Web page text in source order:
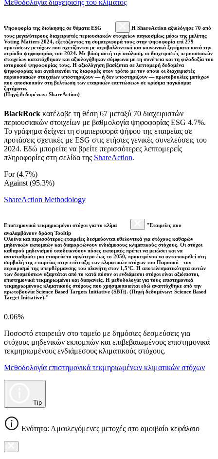
Μεθοδολογία διαχείρισης του κλίματος
Ψηφοφορία της διοίκησης σε θέματα ESG
Η ShareAction αξιολόγησε 70 από
τους μεγαλύτερους διαχειριστές περιουσιακών στοιχείων παγκοσμίως μέσω της μελέτης
Voting Matters 2024, εξετάζοντας τη συμπεριφορά τους στην ψηφοφορία επί 279
προτάσεων μετόχων που σχετίζονται με περιβαλλοντικά και κοινωνικά ζητήματα κατά την
περίοδο ψηφοφορίας του 2024. Με βάση αυτή την ανάλυση, οι διαχειριστές περιουσιακών
στοιχείων κατατάχθηκαν και αξιολογήθηκαν σύμφωνα με τη συνέπεια και τη φιλοδοξία του
ιστορικού ψηφοφορίας τους. Η αξιολόγηση βασίζεται σε λεπτομερή δεδομένα
ψηφοφορίας και αναδεικνύει τις διαφορές στον τρόπο με τον οποίο οι διαχειριστές
περιουσιακών στοιχείων υποστηρίζουν — ή δεν υποστηρίζουν — πρωτοβουλίες μετόχων
που αποσκοπούν στη βελτίωση των εταιρικών επιπτώσεων σε κρίσιμα παγκόσμια
ζητήματα.
(Πηγή δεδομένων: ShareAction)
BlackRock κατέλαβε τη θέση 67 μεταξύ 70 διαχειριστών
περιουσιακών στοιχείων με βαθμολογία ψηφοφορίας ESG 4.7%.
Το γράφημα δείχνει τη συμπεριφορά ψήφου της εταιρείας σε
προτάσεις σχετικές με ESG στις ετήσιες γενικές συνελεύσεις του
2024. Εδώ μπορείτε να βρείτε περισσότερες λεπτομερείς
πληροφορίες στη σελίδα της ShareAction.
For (4.7%)
Against (95.3%)
ShareAction Methodology
Επιστημονικά τεκμηριωμένοι στόχοι για το κλίμα
"Εταιρείες που
αναλαμβάνουν δράση Tooltip
Ολοένα και περισσότερες εταιρείες δεσμεύονται εθελοντικά για στόχους καθαρών
μηδενικών εκπομπών και διαμορφώνουν ενδιάμεσους κλιματικούς στόχους. Οι στόχοι
καθαρού μηδενισμού υποδεικνύουν πόσες εκπομπές πρέπει να μειώσει και να
αντισταθμίσει μια εταιρεία το αργότερο έως το 2050, προκειμένου να ανταποκριθεί στη
συμβολή της εταιρείας στην επίτευξη των κλιματικών στόχων του Παρισιού - τον
περιορισμό της υπερθέρμανσης του πλανήτη στον 1,5°C. Η αποτελεσματικότητα αυτών
των δεσμεύσεων εξαρτάται από το κατά πόσον οι ενδιάμεσοι στόχοι είναι αξιόπιστοι,
επιστημονικά τεκμηριωμένοι και διαφανείς. Η μεθοδολογία για τους επιστημονικά
τεκμηριωμένους κλιματικούς στόχους που χρησιμοποιείται εδώ αναπτύχθηκε από την
πρωτοβουλία Science Based Targets Initiative (SBTi). (Πηγή δεδομένων: Science Based
Target Initiative)."
0.06%
Ποσοστό εταιρειών στο ταμείο με δημόσιες δεσμεύσεις για
στόχους μηδενικών εκπομπών και επιβεβαιωμένους επιστημονικά
τεκμηριωμένους ενδιάμεσους κλιματικούς στόχους.
Μεθοδολογία επιστημονικά τεκμηριωμένων κλιματικών στόχων
Tip
Ενότητα: Αμφιλεγόμενες μετοχές στο αμοιβαίο κεφάλαιο